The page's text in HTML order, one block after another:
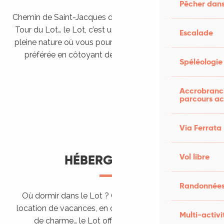
Pêcher
Escalade
Spéléologie
parcours
Via Ferrata
Vol libre
Multi-
Chemin de Saint-Jacques de Compostelle, Véloroutes,
Tour du Lot… le Lot, c’est une véritable destination de
pleine nature où vous pourrez pratiquer votre activité
préférée en côtoyant des paysages grandioses.
HÉBERGEMENTS
Où dormir dans le Lot ? Chez l’habitant, dans une
location de vacances, en camping, ou dans un hôtel
de charme… le Lot offre des hébergements